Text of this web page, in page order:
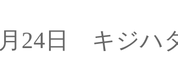
24日 キジハ